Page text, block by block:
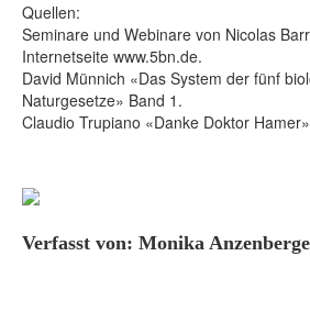
Quellen:
Seminare und Webinare von Nicolas
Internetseite www.5bn.de.
David Münnich «Das System der fünf
Naturgesetze» Band 1.
Claudio Trupiano «Danke Doktor
Verfasst von: Monika